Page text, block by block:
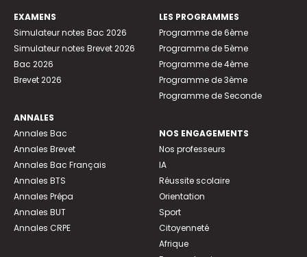
EXAMENS
Simulateur notes Bac 2026
Simulateur notes Brevet 2026
Bac 2026
Brevet 2026
ANNALES
Annales Bac
Annales Brevet
Annales Bac Français
Annales BTS
Annales Prépa
Annales BUT
Annales CRPE
LES PROGRAMMES
Programme de 6ème
Programme de 5ème
Programme de 4ème
Programme de 3ème
Programme de Seconde
NOS ENGAGEMENTS
Nos professeurs
IA
Réussite scolaire
Orientation
Sport
Citoyenneté
Afrique